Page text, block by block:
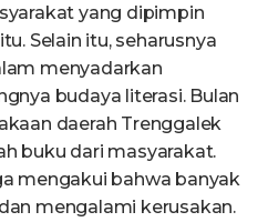
yang dipimpin
Selain itu, seharusnya
menyadarkan
budaya literasi. Bulan
daerah Trenggalek
buku dari masyarakat.
mengakui bahwa banyak
mengalami kerusakan.